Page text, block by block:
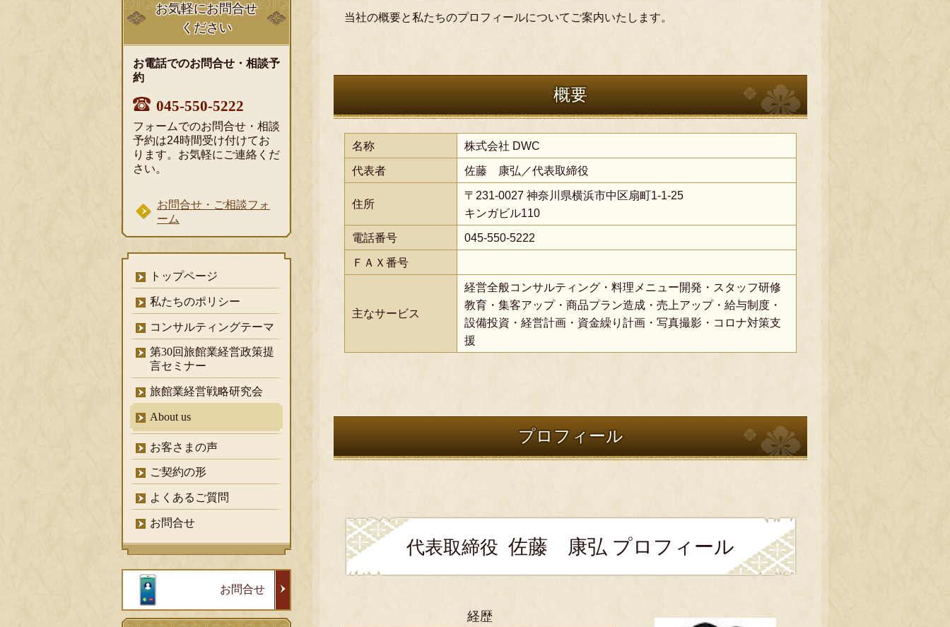
当社の概要と私たちのプロフィールについてご案内いたします。
概要
名称 株式会社 DWC
代表者 佐藤 康弘／代表取締役
住所
〒231-0027 神奈川県横浜市中区扇町1-1-25
キンガビル110
電話番号 045-550-5222
ＦＡＸ番号
主なサービス
経営全般コンサルティング・料理メニュー開発・スタッフ研修
教育・集客アップ・商品プラン造成・売上アップ・給与制度・
設備投資・経営計画・資金繰り計画・写真撮影・コロナ対策支
援
プロフィール
代表取締役 佐藤 康弘 プロフィール
経歴
お気軽にお問合せ
ください
お電話でのお問合せ・相談予
約
045-550-5222
フォームでのお問合せ・相談
予約は24時間受け付けてお
ります。お気軽にご連絡くだ
さい。
お問合せ・ご相談フォ
ーム
トップページ
私たちのポリシー
コンサルティングテーマ
第30回旅館業経営政策提
言セミナー
旅館業経営戦略研究会
About us
お客さまの声
ご契約の形
よくあるご質問
お問合せ
お問合せ